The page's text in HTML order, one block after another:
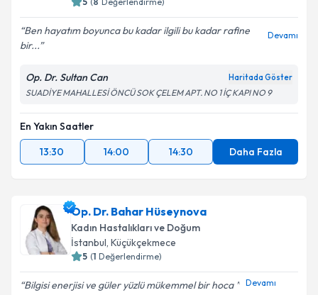
Ben hayatım boyunca bu kadar ilgili bu kadar rafine
bir...
Devamı
Op. Dr. Sultan Can Haritada Göster
SUADİYE MAHALLESİ ÖNCÜ SOK ÇELEM APT. NO 1 İÇ KAPI NO 9
En Yakın Saatler
13:30
14:00 14:30 Daha Fazla
Op. Dr. Bahar Hüseynova
Kadın Hastalıkları ve Doğum
İstanbul, Küçükçekmece
5 (1 Değerlendirme)
Bilgisi enerjisi ve güler yüzlü mükemmel bir hoca ️ Devamı